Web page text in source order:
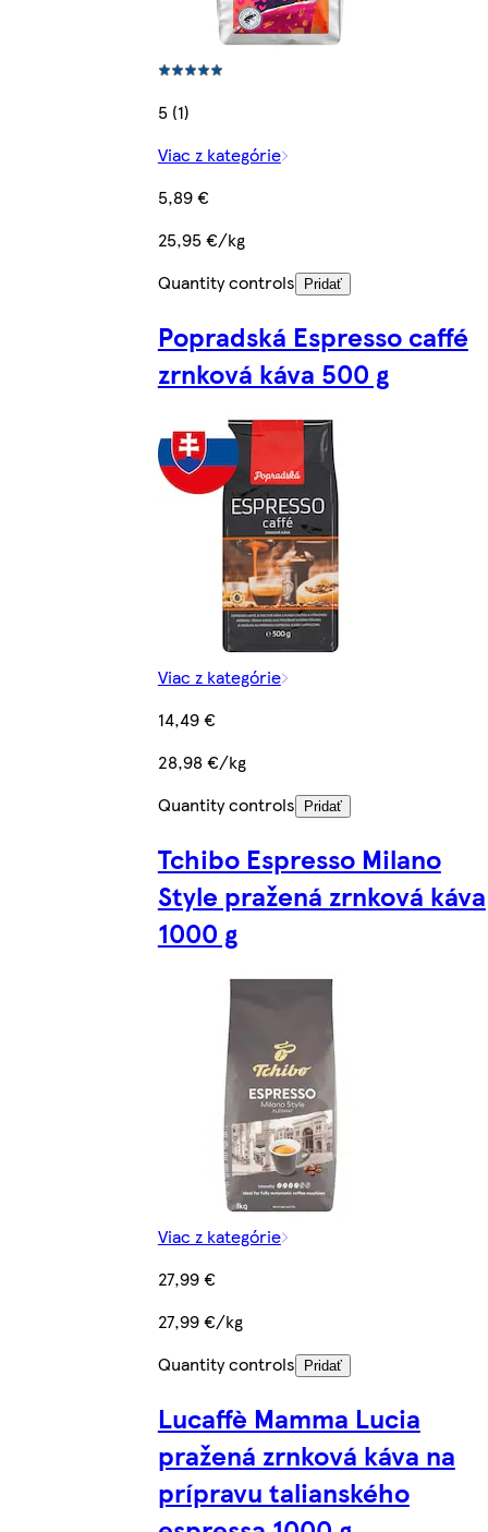
5 (1)
Viac z kategórie
5,89 €
25,95 €/kg
Quantity controls
Pridať
Popradská Espresso caffé
zrnková káva 500 g
Viac z kategórie
14,49 €
28,98 €/kg
Quantity controls
Pridať
Tchibo Espresso Milano
Style pražená zrnková káva
1000 g
Viac z kategórie
27,99 €
27,99 €/kg
Quantity controls
Pridať
Lucaffè Mamma Lucia
pražená zrnková káva na
prípravu talianského